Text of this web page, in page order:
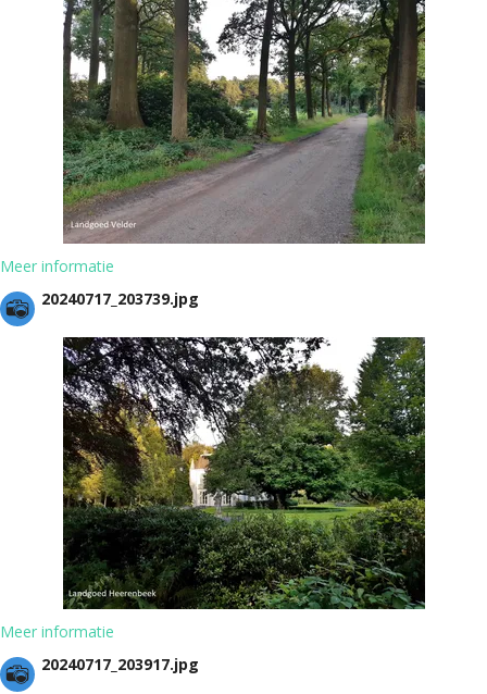
Meer informatie
20240717_203739.jpg
Meer informatie
20240717_203917.jpg